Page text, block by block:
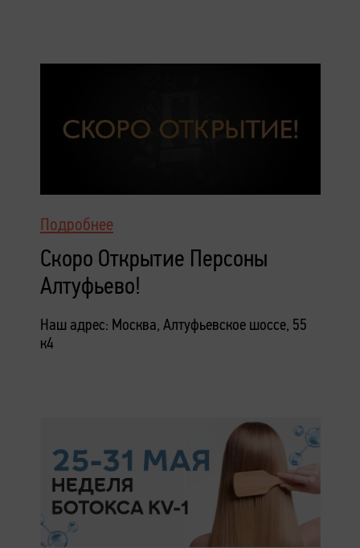
Подробнее
Скоро Открытие Персоны
Алтуфьево!
Наш адрес: Москва, Алтуфьевское шоссе, 55
к4